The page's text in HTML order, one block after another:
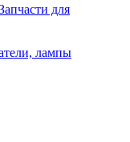
для
лампы